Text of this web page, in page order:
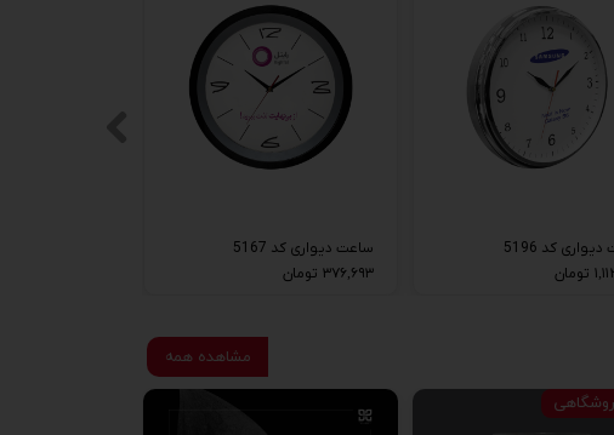
ساعت دیواری کد 5167
۳۷۶,۶۹۳ تومان
کد 5196
مشاهده همه